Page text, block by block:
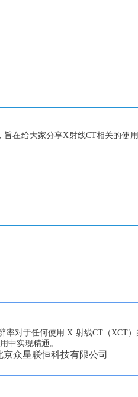
旨在给大家分享X射线CT相关的使
对于任何使用 X 射线CT（XCT
中实现精通。